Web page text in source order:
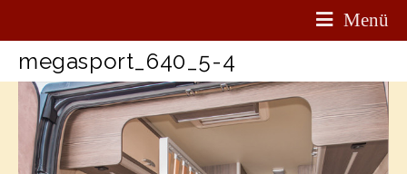
Menü
megasport_640_5-4